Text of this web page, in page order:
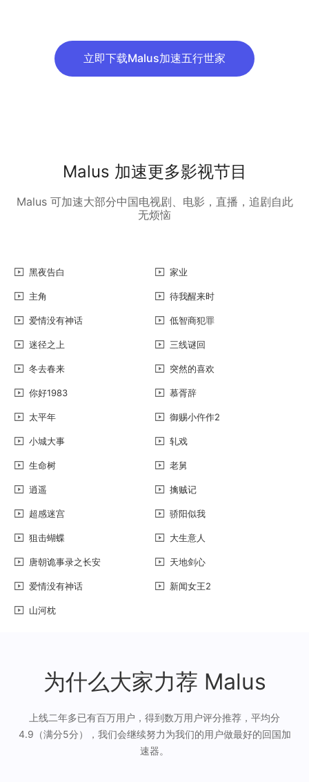
立即下载Malus加速五行世家
Malus 加速更多影视节目
Malus 可加速大部分中国电视剧、电影，直播，追剧自此
无烦恼
黑夜告白 家业
主角 待我醒来时
爱情没有神话 低智商犯罪
迷径之上 三线谜回
冬去春来 突然的喜欢
你好1983 慕胥辞
太平年 御赐小仵作2
小城大事 轧戏
生命树 老舅
逍遥 擒贼记
超感迷宫 骄阳似我
狙击蝴蝶 大生意人
唐朝诡事录之长安 天地剑心
爱情没有神话 新闻女王2
山河枕
为什么大家力荐 Malus
上线二年多已有百万用户，得到数万用户评分推荐，平均分
4.9（满分5分），我们会继续努力为我们的用户做最好的回国加
速器。